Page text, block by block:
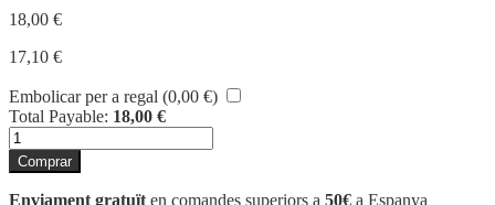
18,00 €
17,10 €
Embolicar per a regal (0,00 €)
Total Payable: 18,00 €
quantitat
de
EL
TERESIANISMO
Comprar
Enviament gratuït en comandes superiors a 50€ a Espanya